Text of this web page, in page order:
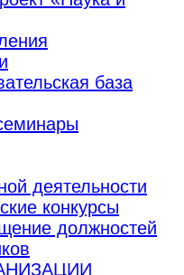
база
деятельности
конкурсы
должностей